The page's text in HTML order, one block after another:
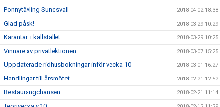
Ponnytävling Sundsvall 2018-04-02 18:38
Glad påsk! 2018-03-29 10:29
Karantän i kallstallet 2018-03-29 10:25
Vinnare av privatlektionen 2018-03-07 15:25
Uppdaterade ridhusbokningar inför vecka 10 2018-03-01 16:27
Handlingar till årsmötet 2018-02-21 12:52
Restaurangchansen 2018-02-21 11:14